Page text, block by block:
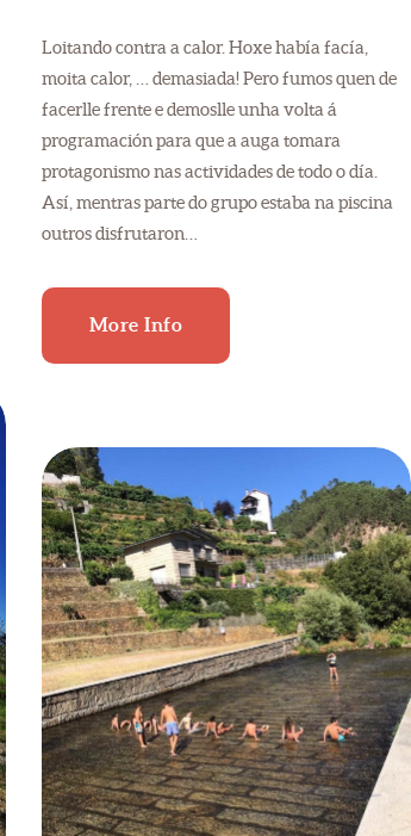
Loitando contra a calor. Hoxe había facía,
moita calor, … demasiada! Pero fumos quen de
facerlle frente e demoslle unha volta á
programación para que a auga tomara
protagonismo nas actividades de todo o día.
Así, mentras parte do grupo estaba na piscina
outros disfrutaron…
More Info